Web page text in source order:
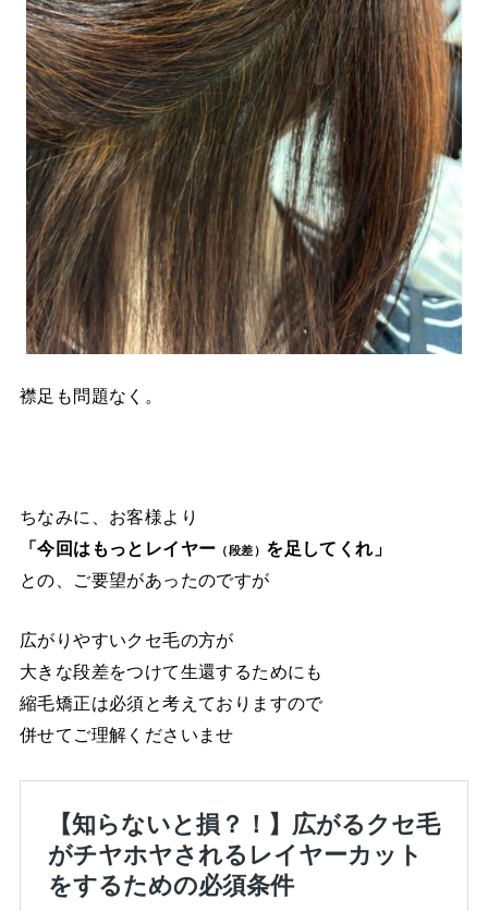
襟足も問題なく。
ちなみに、お客様より
「今回はもっとレイヤー （段差） を足してくれ」
との、ご要望があったのですが
広がりやすいクセ毛の方が
大きな段差をつけて生還するためにも
縮毛矯正は必須と考えておりますので
併せてご理解くださいませ